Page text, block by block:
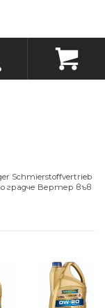
Schmierstoffvertrieb
градче Вертер във